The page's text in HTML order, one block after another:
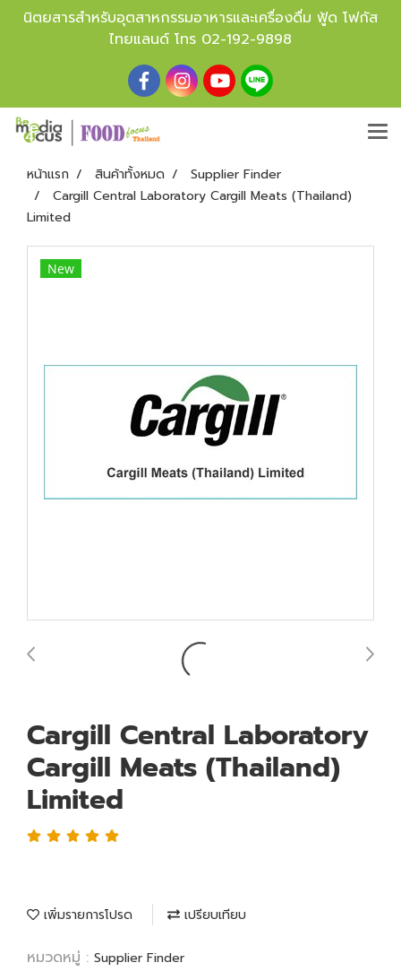
นิตยสารสำหรับอุตสาหกรรมอาหารและเครื่องดื่ม ฟู้ด โฟกัส
ไทยแลนด์ โทร 02-192-9898
หน้าแรก สินค้าทั้งหมด
Supplier Finder
Cargill Central Laboratory Cargill Meats (Thailand)
Limited
New
Cargill Central Laboratory
Cargill Meats (Thailand)
Limited
เพิ่มรายการโปรด เปรียบเทียบ
หมวดหมู่ : Supplier Finder